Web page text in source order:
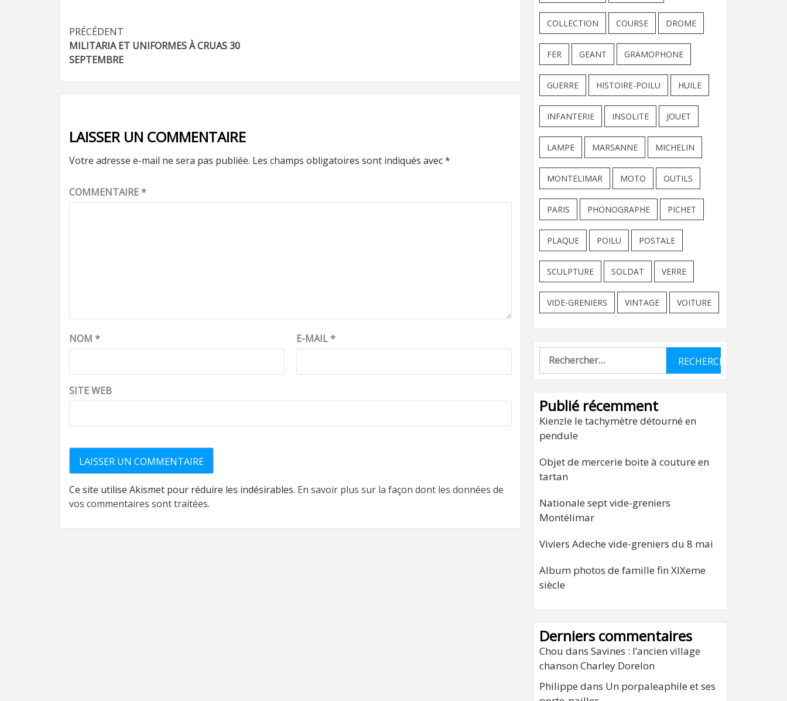
Navigation
d’article
PRÉCÉDENT
MILITARIA ET UNIFORMES À CRUAS 30
SEPTEMBRE
LAISSER UN COMMENTAIRE
Votre adresse e-mail ne sera pas publiée. Les champs obligatoires sont indiqués avec*
COMMENTAIRE*
NOM * E-MAIL*
SITE WEB
Ce site utilise Akismet pour réduire les indésirables. En savoir plus sur la façon dont les données de
vos commentaires sont traitées.
COLLECTION COURSE DROME
FER GEANT GRAMOPHONE
GUERRE HISTOIRE-POILU HUILE
INFANTERIE INSOLITE JOUET
LAMPE MARSANNE MICHELIN
MONTELIMAR MOTO OUTILS
PARIS PHONOGRAPHE PICHET
PLAQUE POILU POSTALE
SCULPTURE SOLDAT VERRE
VIDE-GRENIERS VINTAGE VOITURE
Rechercher :
Publié récemment
Kienzle le tachymètre détourné en
pendule
Objet de mercerie boite à couture en
tartan
Nationale sept vide-greniers
Montélimar
Viviers Adeche vide-greniers du 8 mai
Album photos de famille fin XIXeme
siècle
Derniers commentaires
Chou dans Savines : l’ancien village
chanson Charley Dorelon
Philippe dans Un porpaleaphile et ses